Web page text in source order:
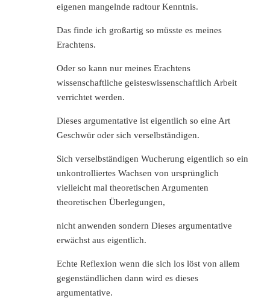
eigenen mangelnde radtour Kenntnis.
Das finde ich großartig so müsste es meines
Erachtens.
Oder so kann nur meines Erachtens
wissenschaftliche geisteswissenschaftlich Arbeit
verrichtet werden.
Dieses argumentative ist eigentlich so eine Art
Geschwür oder sich verselbständigen.
Sich verselbständigen Wucherung eigentlich so ein
unkontrolliertes Wachsen von ursprünglich
vielleicht mal theoretischen Argumenten
theoretischen Überlegungen,
nicht anwenden sondern Dieses argumentative
erwächst aus eigentlich.
Echte Reflexion wenn die sich los löst von allem
gegenständlichen dann wird es dieses
argumentative.